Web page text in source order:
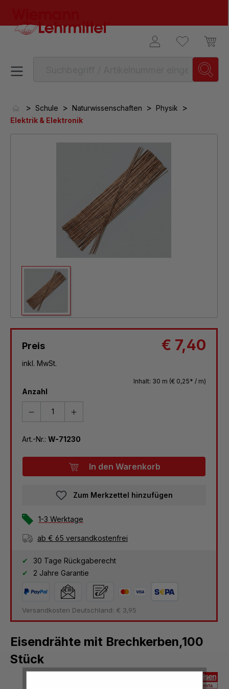
> Schule > Naturwissenschaften > Physik >
Elektrik & Elektronik
Preis € 7,40
inkl. MwSt.
Inhalt: 30 m (€ 0,25* / m)
Anzahl
Art.-Nr.: W-71230
In den Warenkorb
Zum Merkzettel hinzufügen
1-3 Werktage
ab € 65 versandkostenfrei
30 Tage Rückgaberecht
2 Jahre Garantie
Versandkosten Deutschland: € 3,95
Eisendrähte mit Brechkerben,100
Stück